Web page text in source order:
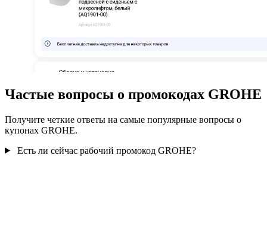
Частые вопросы о промокодах GROHE
Получите четкие ответы на самые популярные вопросы о
купонах GROHE.
Есть ли сейчас рабочий промокод GROHE?